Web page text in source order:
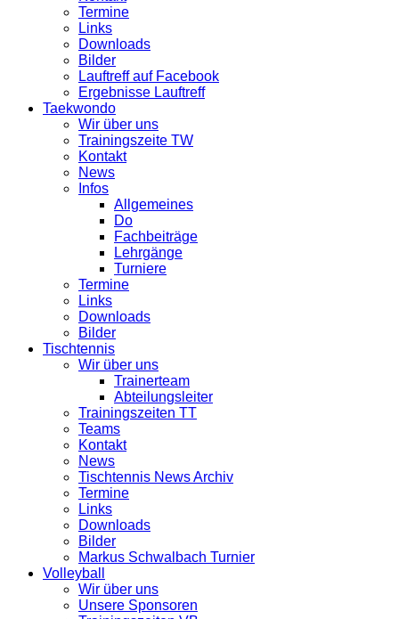
Termine
Links
Downloads
Bilder
Lauftreff auf Facebook
Ergebnisse Lauftreff
Taekwondo
Wir über uns
Trainingszeite TW
Kontakt
News
Infos
Allgemeines
Do
Fachbeiträge
Lehrgänge
Turniere
Termine
Links
Downloads
Bilder
Tischtennis
Wir über uns
Trainerteam
Abteilungsleiter
Trainingszeiten TT
Teams
Kontakt
News
Tischtennis News Archiv
Termine
Links
Downloads
Bilder
Markus Schwalbach Turnier
Volleyball
Wir über uns
Unsere Sponsoren